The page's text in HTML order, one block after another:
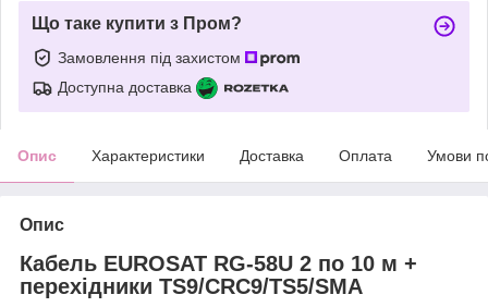
Що таке купити з Пром?
Замовлення під захистом
Доступна доставка
Опис Характеристики Доставка Оплата Умови
Опис
Кабель EUROSAT RG-58U 2 по 10 м +
перехідники TS9/CRC9/TS5/SMA